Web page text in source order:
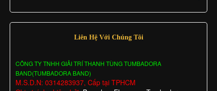
Liên Hệ Với Chúng Tôi
CÔNG TY TNHH GIẢI TRÍ THANH TÙNG TUMBADORA
BAND(TUMBADORA BAND)
M.S.D.N: 0314283937, Cấp tại TPHCM